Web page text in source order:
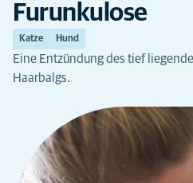
Furunkulose
Katze Hund
Eine Entzündung des tief
Haarbalgs.